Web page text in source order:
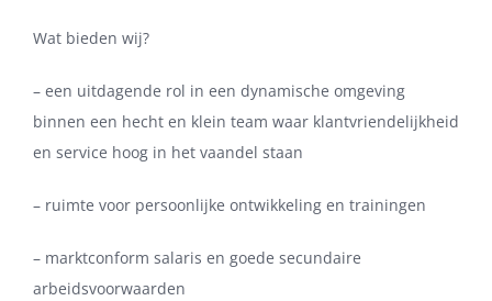
Wat bieden wij?
– een uitdagende rol in een dynamische omgeving
binnen een hecht en klein team waar klantvriendelijkheid
en service hoog in het vaandel staan
– ruimte voor persoonlijke ontwikkeling en trainingen
– marktconform salaris en goede secundaire
arbeidsvoorwaarden